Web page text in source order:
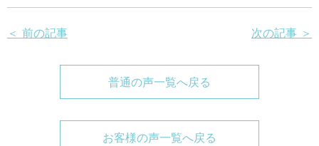
＜ 前の記事 次の記事 ＞
普通の声一覧へ戻る
お客様の声一覧へ戻る